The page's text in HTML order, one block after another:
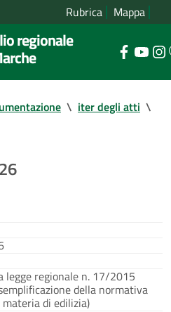
Rubrica Mappa
regionale
\ iter degli atti \
legge regionale n. 17/2015
della normativa
di edilizia)